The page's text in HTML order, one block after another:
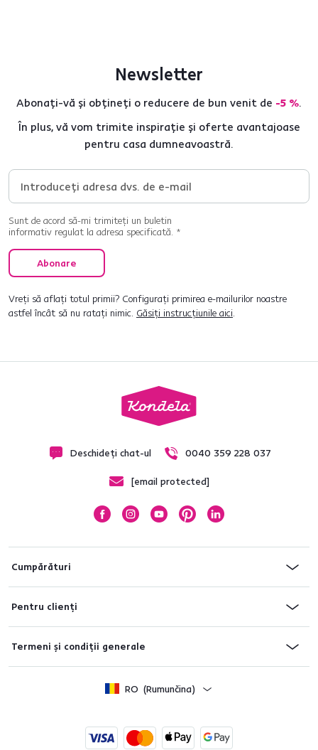
Newsletter
Abonați-vă și obțineți o reducere de bun venit de -5 %.
În plus, vă vom trimite inspirație și oferte avantajoase
pentru casa dumneavoastră.
Sunt de acord să-mi trimiteți un buletin
informativ regulat la adresa specificată. *
Abonare
Vreți să aflați totul primii? Configurați primirea e-mailurilor noastre
astfel încât să nu ratați nimic. Găsiți instrucțiunile aici.
Deschideți chat-ul 0040 359 228 037
[email protected]
Cumpărături
Pentru clienți
Termeni și condiții generale
RO (Rumunčina)